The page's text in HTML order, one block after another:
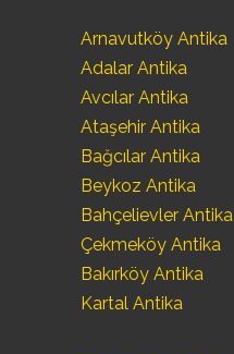
Arnavutköy Antika
Adalar Antika
Avcılar Antika
Ataşehir Antika
Bağcılar Antika
Beykoz Antika
Bahçelievler Antika
Çekmeköy Antika
Bakırköy Antika
Kartal Antika